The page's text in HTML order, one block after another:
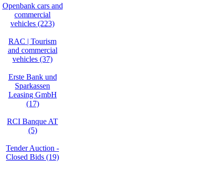
Openbank cars and
commercial
vehicles (223)
RAC | Tourism
and commercial
vehicles (37)
Erste Bank und
Sparkassen
Leasing GmbH
(17)
RCI Banque AT
(5)
Tender Auction -
Closed Bids (19)